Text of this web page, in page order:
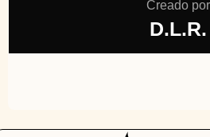
Creado por
D.L.R.